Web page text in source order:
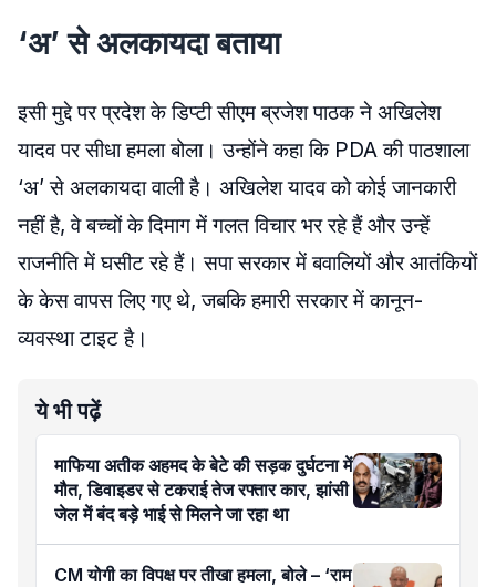
‘अ’ से अलकायदा बताया
इसी मुद्दे पर प्रदेश के डिप्टी सीएम ब्रजेश पाठक ने अखिलेश
यादव पर सीधा हमला बोला। उन्होंने कहा कि PDA की पाठशाला
‘अ’ से अलकायदा वाली है। अखिलेश यादव को कोई जानकारी
नहीं है, वे बच्चों के दिमाग में गलत विचार भर रहे हैं और उन्हें
राजनीति में घसीट रहे हैं। सपा सरकार में बवालियों और आतंकियों
के केस वापस लिए गए थे, जबकि हमारी सरकार में कानून-
व्यवस्था टाइट है।
ये भी पढ़ें
माफिया अतीक अहमद के बेटे की सड़क दुर्घटना में
मौत, डिवाइडर से टकराई तेज रफ्तार कार, झांसी
जेल में बंद बड़े भाई से मिलने जा रहा था
CM योगी का विपक्ष पर तीखा हमला, बोले – ‘राम